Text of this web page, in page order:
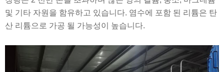
및 기타 자원을 함유하고 있습니다. 염수에 포함 된 리튬은 탄
산 리튬으로 가공 될 가능성이 높습니다.